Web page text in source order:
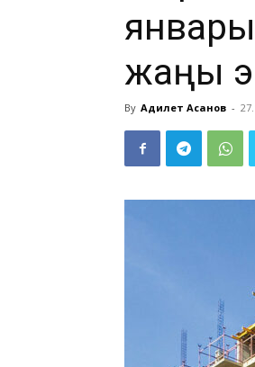
жаңы
By Адилет Асанов -